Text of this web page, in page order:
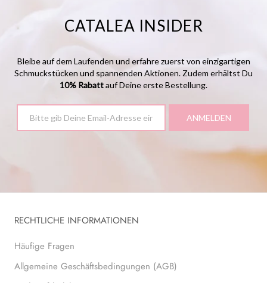
CATALEA INSIDER
Bleibe auf dem Laufenden und erfahre zuerst von einzigartigen
Schmuckstücken und spannenden Aktionen. Zudem erhältst Du
10% Rabattauf Deine erste Bestellung.
RECHTLICHE INFORMATIONEN
Häufige Fragen
Allgemeine Geschäftsbedingungen (AGB)